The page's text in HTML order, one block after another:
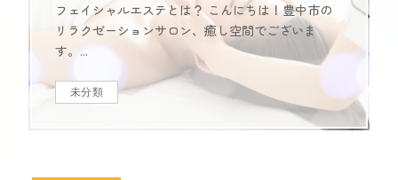
フェイシャルエステとは？ こんにちは！豊中市の
リラクゼーションサロン、癒し空間でございま
す。...
未分類